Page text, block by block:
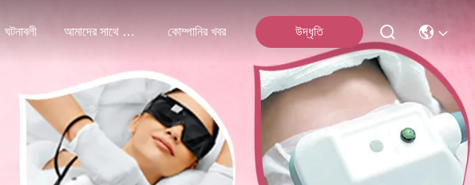
ঘটনাবলী আমাদের সাথে যোগাযোগ কোম্পানির খবর উদ্ধৃতি